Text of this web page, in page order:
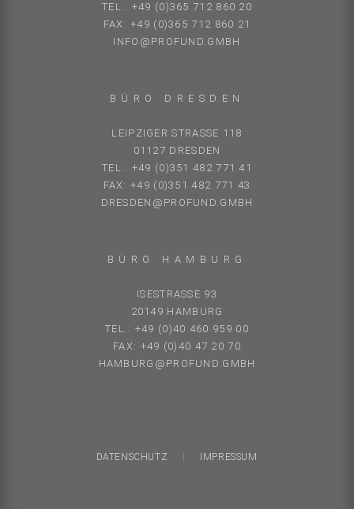
TEL.: +49 (0)365 712 860 20
FAX: +49 (0)365 712 860 21
INFO@PROFUND.GMBH
BÜRO DRESDEN
LEIPZIGER STRASSE 118
01127 DRESDEN
TEL.: +49 (0)351 482 771 41
FAX: +49 (0)351 482 771 43
DRESDEN@PROFUND.GMBH
BÜRO HAMBURG
ISESTRASSE 93
20149 HAMBURG
TEL.: +49 (0)40 460 959 00
FAX: +49 (0)40 47 20 70
HAMBURG@PROFUND.GMBH
DATENSCHUTZ IMPRESSUM